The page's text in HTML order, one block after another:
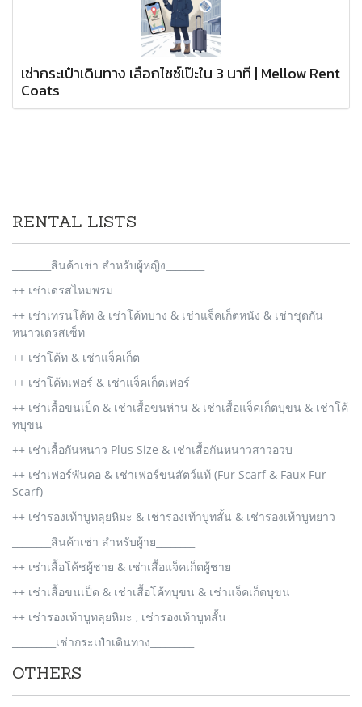
เช่ากระเป๋าเดินทาง เลือกไซซ์เป๊ะใน 3 นาที | Mellow Rent
Coats
RENTAL LISTS
________สินค้าเช่า สำหรับผู้หญิง________
++ เช่าเดรสไหมพรม
++ เช่าเทรนโค้ท & เช่าโค้ทบาง & เช่าแจ็คเก็ตหนัง & เช่าชุดกัน
หนาวเดรสเซ็ท
++ เช่าโค้ท & เช่าแจ็คเก็ต
++ เช่าโค้ทเฟอร์ & เช่าแจ็คเก็ตเฟอร์
++ เช่าเสื้อขนเป็ด & เช่าเสื้อขนห่าน & เช่าเสื้อแจ็คเก็ตบุขน & เช่าโค้
ทบุขน
++ เช่าเสื้อกันหนาว Plus Size & เช่าเสื้อกันหนาวสาวอวบ
++ เช่าเฟอร์พันคอ & เช่าเฟอร์ขนสัตว์แท้ (Fur Scarf & Faux Fur
Scarf)
++ เช่ารองเท้าบูทลุยหิมะ & เช่ารองเท้าบูทสั้น & เช่ารองเท้าบูทยาว
________สินค้าเช่า สำหรับผู้าย________
++ เช่าเสื้อโค้ชผู้ชาย & เช่าเสื้อแจ็คเก็ตผู้ชาย
++ เช่าเสื้อขนเป็ด & เช่าเสื้อโค้ทบุขน & เช่าแจ็คเก็ตบุขน
++ เช่ารองเท้าบูทลุยหิมะ , เช่ารองเท้าบูทสั้น
_________เช่ากระเป๋าเดินทาง_________
OTHERS